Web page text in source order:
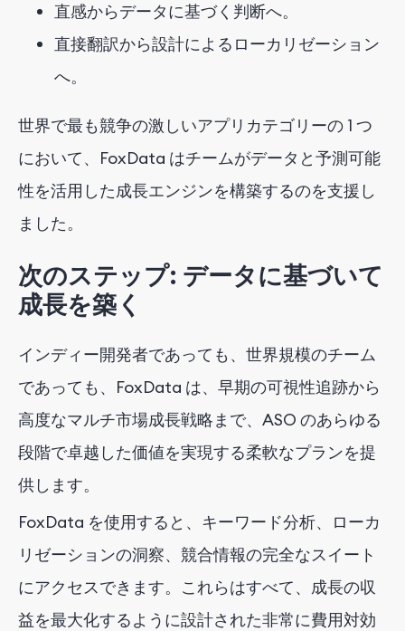
直感からデータに基づく判断へ。
直接翻訳から設計によるローカリゼーション
へ。
世界で最も競争の激しいアプリカテゴリーの 1 つ
において、FoxData はチームがデータと予測可能
性を活用した成長エンジンを構築するのを支援し
ました。
次のステップ: データに基づいて
成長を築く
インディー開発者であっても、世界規模のチーム
であっても、FoxData は、早期の可視性追跡から
高度なマルチ市場成長戦略まで、ASO のあらゆる
段階で卓越した価値を実現する柔軟なプランを提
供します。
FoxData を使用すると、キーワード分析、ローカ
リゼーションの洞察、競合情報の完全なスイート
にアクセスできます。これらはすべて、成長の収
益を最大化するように設計された非常に費用対効